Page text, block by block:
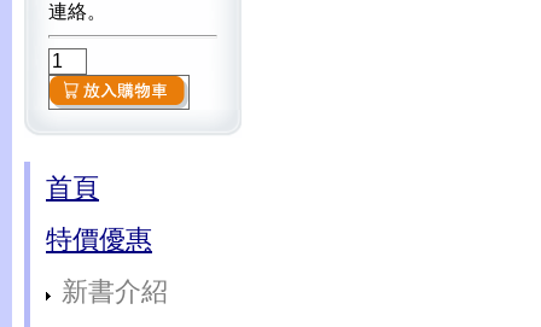
連絡。
首頁
特價優惠
新書介紹